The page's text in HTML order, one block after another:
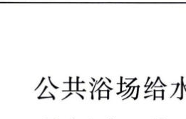
公共浴场给